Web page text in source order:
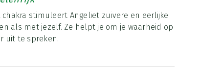
stimuleert Angeliet zuivere en eerlijke
als met jezelf. Ze helpt je om je waarheid op
uit te spreken.